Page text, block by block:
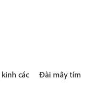
các Đài mây tím